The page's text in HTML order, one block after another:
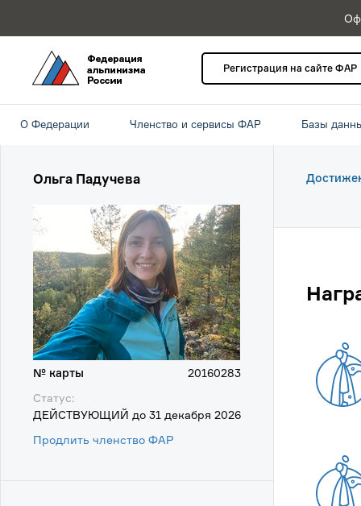
Регистрация на сайте ФАР
О Федерации Членство и сервисы ФАР Базы
Ольга Падучева
№ карты
20160283
Статус:
ДЕЙСТВУЮЩИЙ до 31 декабря 2026
Продлить членство ФАР